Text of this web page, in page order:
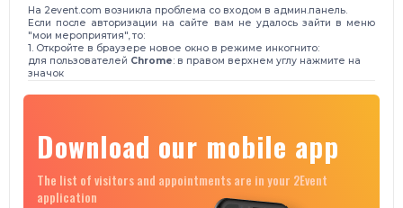
На 2event.com возникла проблема со входом в админ.панель.
Если после авторизации на сайте вам не удалось зайти в меню
"мои мероприятия", то:
1. Откройте в браузере новое окно в режиме инкогнито:
для пользователей Chrome: в правом верхнем углу нажмите на
значок
Download our mobile app
The list of visitors and appointments are in your 2Event
application